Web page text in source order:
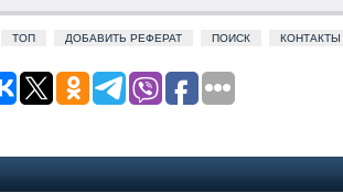
ТОП ДОБАВИТЬ РЕФЕРАТ ПОИСК КОНТАКТЫ